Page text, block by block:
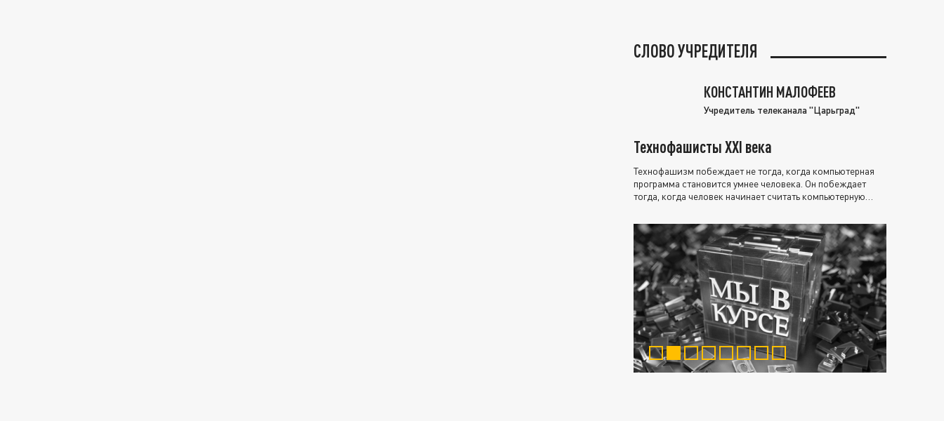
СЛОВО УЧРЕДИТЕЛЯ
КОНСТАНТИН МАЛОФЕЕВ
Учредитель телеканала "Царьград"
Технофашисты XXI века
Технофашизм побеждает не тогда, когда компьютерная
программа становится умнее человека. Он побеждает
тогда, когда человек начинает считать компьютерную